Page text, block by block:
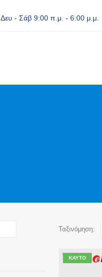
Δευ - Σάβ 9:00 π.μ. - 6:00 μ.μ.
Ταξινόμηση:
ΚΑΥΤΌ